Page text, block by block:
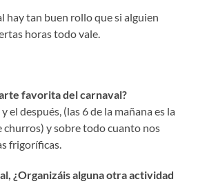
hay tan buen rollo que si alguien
horas todo vale.
favorita del carnaval?
el después, (las 6 de la mañana es la
churros) y sobre todo cuanto nos
frigoríficas.
¿Organizáis alguna otra actividad